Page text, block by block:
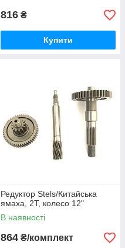
816 ₴
Купити
Редуктор Stels/Китайська
ямаха, 2T, колесо 12"
В наявності
864 ₴/комплект